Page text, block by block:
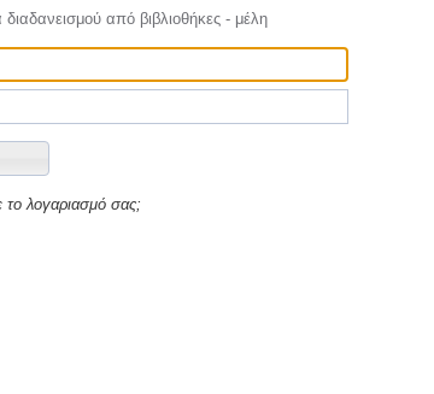
από βιβλιοθήκες - μέλη
το λογαριασμό σας;